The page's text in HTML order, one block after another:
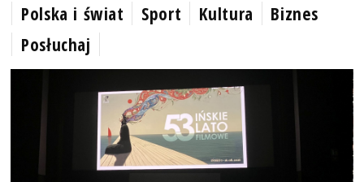
Polska i świat
Sport Kultura
Biznes
Posłuchaj